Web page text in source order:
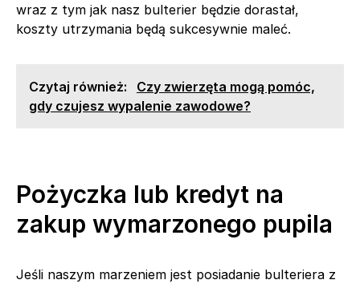
wraz z tym jak nasz bulterier będzie dorastał,
koszty utrzymania będą sukcesywnie maleć.
Czytaj również:
Czy zwierzęta mogą pomóc,
gdy czujesz wypalenie zawodowe?
Pożyczka lub kredyt na
zakup wymarzonego pupila
Jeśli naszym marzeniem jest posiadanie bulteriera z